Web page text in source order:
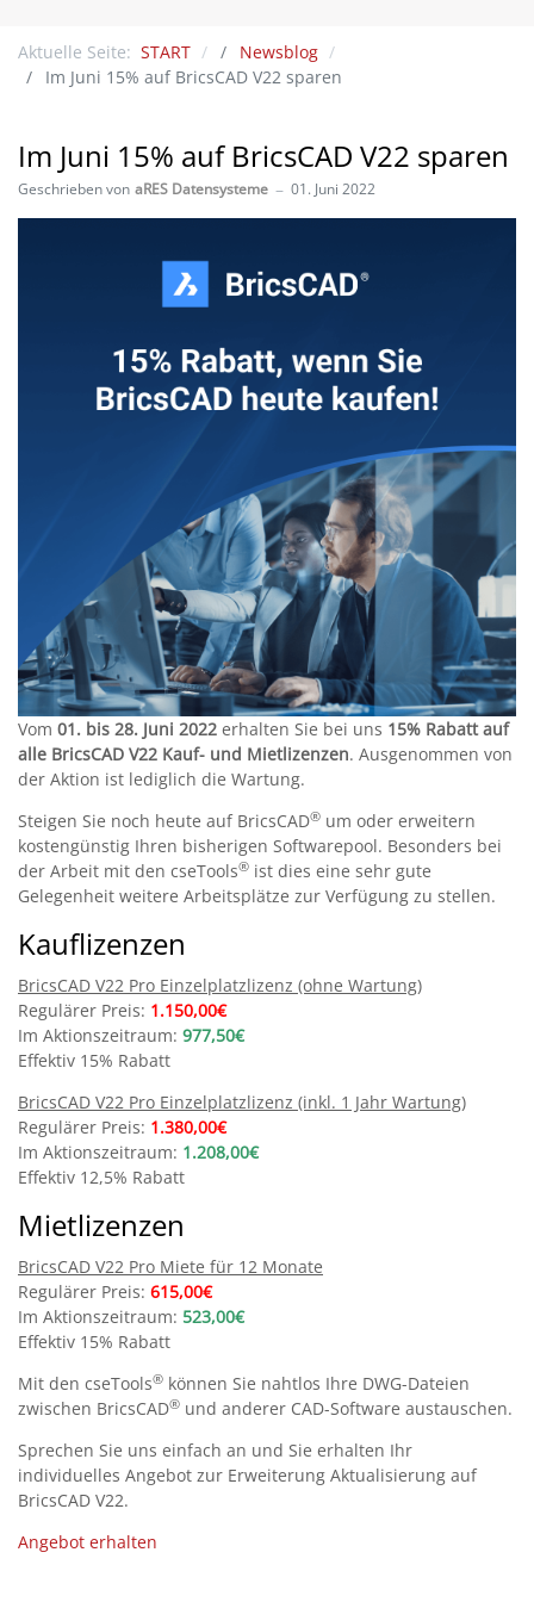
Aktuelle Seite: START
Newsblog
Im Juni 15% auf BricsCAD V22 sparen
Im Juni 15% auf BricsCAD V22 sparen
Geschrieben von aRES Datensysteme 01. Juni 2022
Vom 01. bis 28. Juni 2022 erhalten Sie bei uns 15% Rabatt auf
alle BricsCAD V22 Kauf- und Mietlizenzen. Ausgenommen von
der Aktion ist lediglich die Wartung.
Steigen Sie noch heute auf BricsCAD® um oder erweitern
kostengünstig Ihren bisherigen Softwarepool. Besonders bei
der Arbeit mit den cseTools® ist dies eine sehr gute
Gelegenheit weitere Arbeitsplätze zur Verfügung zu stellen.
Kauflizenzen
BricsCAD V22 Pro Einzelplatzlizenz (ohne Wartung)
Regulärer Preis: 1.150,00€
Im Aktionszeitraum: 977,50€
Effektiv 15% Rabatt
BricsCAD V22 Pro Einzelplatzlizenz (inkl. 1 Jahr Wartung)
Regulärer Preis: 1.380,00€
Im Aktionszeitraum: 1.208,00€
Effektiv 12,5% Rabatt
Mietlizenzen
BricsCAD V22 Pro Miete für 12 Monate
Regulärer Preis: 615,00€
Im Aktionszeitraum: 523,00€
Effektiv 15% Rabatt
Mit den cseTools® können Sie nahtlos Ihre DWG-Dateien
zwischen BricsCAD® und anderer CAD-Software austauschen.
Sprechen Sie uns einfach an und Sie erhalten Ihr
individuelles Angebot zur Erweiterung Aktualisierung auf
BricsCAD V22.
Angebot erhalten